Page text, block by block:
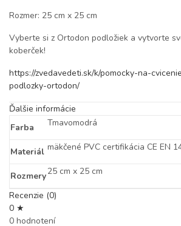
Rozmer: 25 cm x 25 cm
Vyberte si z Ortodon podložiek a vytvorte
koberček!
https://zvedavedeti.sk/k/pomocky-na-
podlozky-ortodon/
Ďalšie informácie
Farba
Tmavomodrá
Materiál mäkčené PVC certifikácia CE EN
Rozmery25 cm x 25 cm
Recenzie (0)
0 ★
0 hodnotení